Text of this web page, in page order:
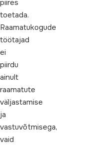
piires
toetada.
Raamatukogude
töötajad
ei
piirdu
ainult
raamatute
väljastamise
ja
vastuvõtmisega,
vaid